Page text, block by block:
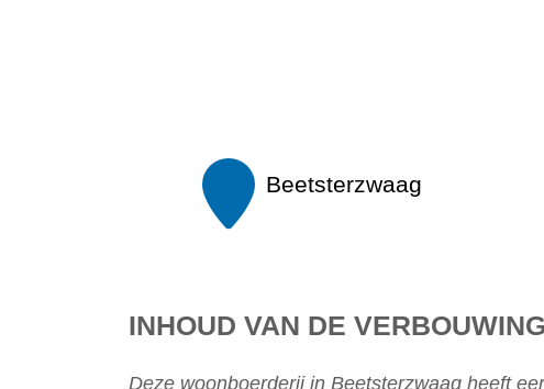
Beetsterzwaag
INHOUD VAN DE VERBOUWING
Deze woonboerderij in Beetsterzwaag heeft